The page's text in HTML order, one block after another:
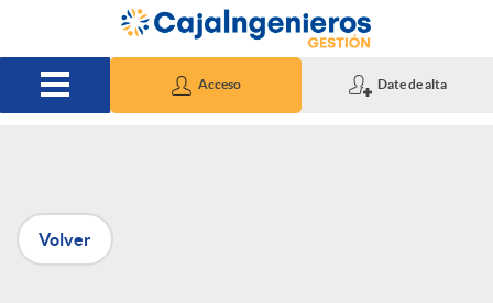
Saltar al contenido principal
Acceso Date de alta
P
u
Volver